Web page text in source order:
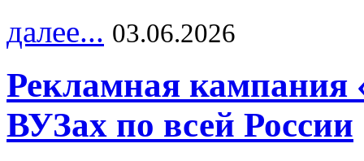
далее... 03.06.2026
Рекламная кампания
ВУЗах по всей России